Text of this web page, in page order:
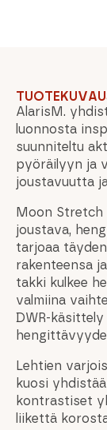
AlarisM.
luonnosta
suunniteltu
pyöräilyyn ja
joustavuutta
Moon
joustava,
tarjoaa
rakenteensa
takki kulkee
valmiina
DWR-
Lehtien
kuosi
kontrastiset
liikettä